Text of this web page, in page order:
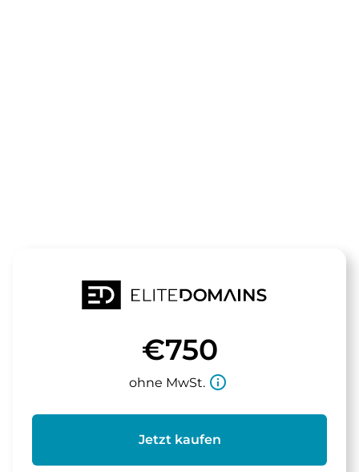
€750
ohne MwSt. info_outline
Jetzt kaufen